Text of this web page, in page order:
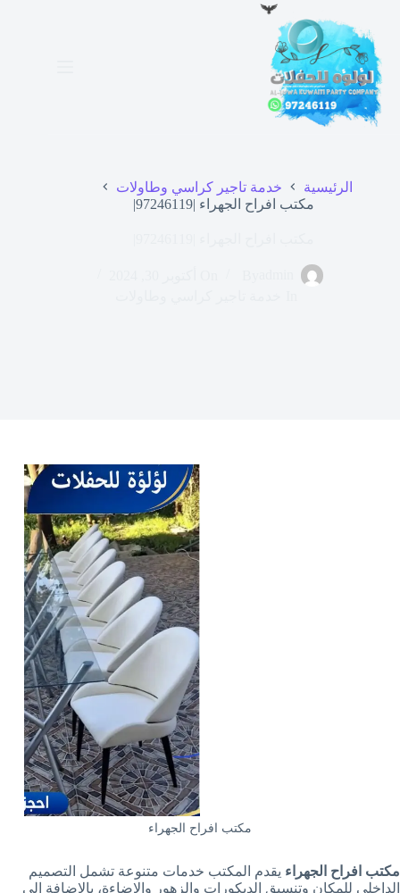
المحتوى
الرئيسية
خدمة تاجير كراسي وطاولات
مكتب افراح الجهراء |97246119|
مكتب افراح الجهراء
مكتب افراح الجهراء يقدم المكتب خدمات متنوعة تشمل التصميم
الداخلي للمكان وتنسيق الديكورات والزهور والإضاءة، بالإضافة إلى